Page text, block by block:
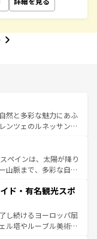
然と多彩な魅力にあふ
ンツェのルネッサンス
やアマルフィ海岸の絶
光の合間には、本場の
料理を堪能することも
ない旅をしてみよう！
ペインは、太陽が降り
山脈まで、多彩な自然
フラメンコ、熱気あふ
生活の一部となってい
囲気や、バルセロナの
古代ローマ遺跡や中世
ド・有名観光スポ
し続けるヨーロッパ屈
ル塔やルーブル美術館